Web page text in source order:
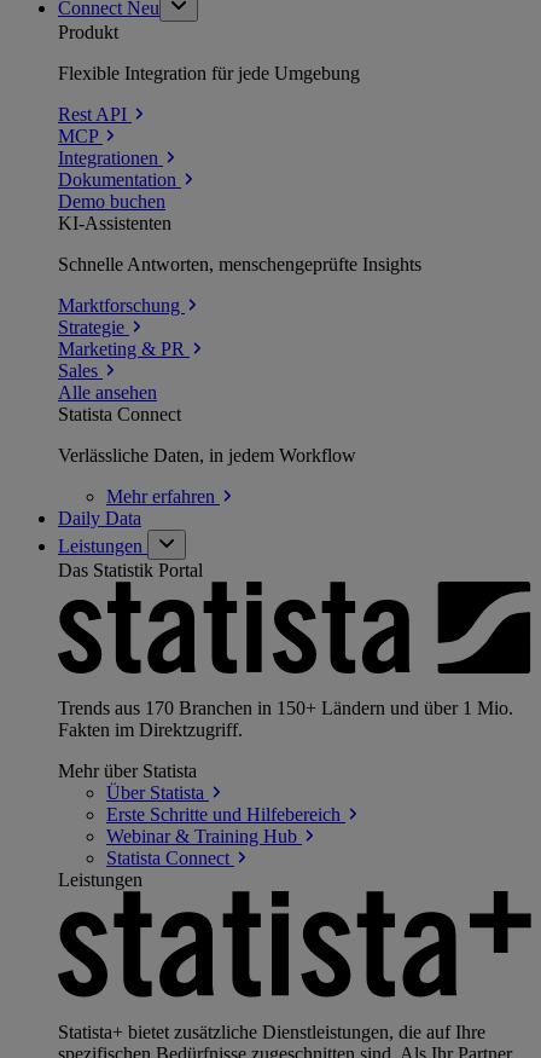
Connect Neu
Produkt
Flexible Integration für jede Umgebung
Rest API
MCP
Integrationen
Dokumentation
Demo buchen
KI-Assistenten
Schnelle Antworten, menschengeprüfte Insights
Marktforschung
Strategie
Marketing & PR
Sales
Alle ansehen
Statista Connect
Verlässliche Daten, in jedem Workflow
Mehrerfahren
Daily Data
Leistungen
Das Statistik Portal
Trends aus 170 Branchen in 150+ Ländern und über 1 Mio.
Fakten im Direktzugriff.
Mehr über Statista
Über Statista
Erste Schritte und Hilfebereich
Webinar & Training Hub
Statista Connect
Leistungen
Statista+ bietet zusätzliche Dienstleistungen, die auf Ihre
spezifischen Bedürfnisse zugeschnitten sind. Als Ihr Partner